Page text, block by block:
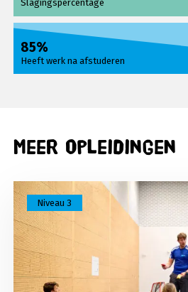
Slagingspercentage
Heeft werk na afstuderen
85%
Meer opleidingen
Niveau 3
Lees meer over Sport- en